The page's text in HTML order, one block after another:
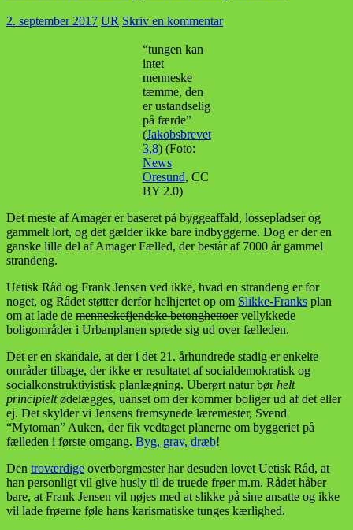
2. september 2017 UR Skriv en kommentar
“tungen kan
intet
menneske
tæmme, den
er ustandselig
på færde”
(Jakobsbrevet
3,8) (Foto:
News
Oresund, CC
BY 2.0)
Det meste af Amager er baseret på byggeaffald, lossepladser og
gammelt lort, og det gælder ikke bare indbyggerne. Dog er der en
ganske lille del af Amager Fælled, der består af 7000 år gammel
strandeng.
Uetisk Råd og Frank Jensen ved ikke, hvad en strandeng er for
noget, og Rådet støtter derfor helhjertet op om Slikke-Franks plan
om at lade de menneskefjendske betonghettoervellykkede
boligområder i Urbanplanen sprede sig ud over fælleden.
Det er en skandale, at der i det 21. århundrede stadig er enkelte
områder tilbage, der ikke er resultatet af socialdemokratisk og
socialkonstruktivistisk planlægning. Uberørt natur børhelt
principieltødelægges, uanset om der kommer boliger ud af det eller
ej. Det skylder vi Jensens fremsynede læremester, Svend
“Mytoman” Auken, der fik vedtaget planerne om byggeriet på
fælleden i første omgang. Byg, grav, dræb!
Den troværdige overborgmester har desuden lovet Uetisk Råd, at
han personligt vil give husly til de truede frøer m.m. Rådet håber
bare, at Frank Jensen vil nøjes med at slikke på sine ansatte og ikke
vil lade frøerne føle hans karismatiske tunges kærlighed.